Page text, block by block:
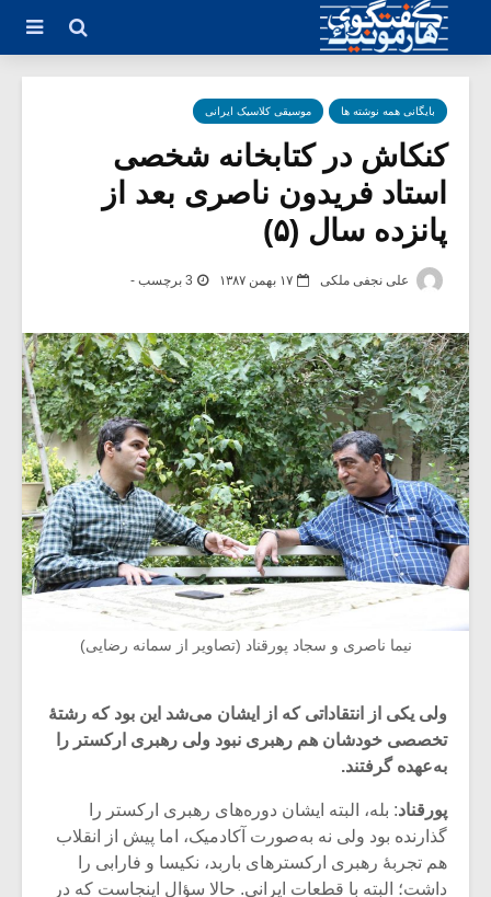
بایگانی همه نوشته ها موسیقی کلاسیک ایرانی
کنکاش در کتابخانه شخصی
استاد فریدون ناصری بعد از
پانزده سال (۵)
علی نجفی ملکی ۱۷ بهمن ۱۳۸۷ 3 برچسب -
نیما ناصری و سجاد پورقناد (تصاویر از سمانه رضایی)
ولی یکی از انتقاداتی که از ایشان می‌شد این بود که رشتۀ
تخصصی خودشان هم رهبری نبود ولی رهبری ارکستر را
به‌عهده گرفتند.
پورقناد: بله، البته ایشان دوره‌های رهبری ارکستر را
گذارنده بود ولی نه به‌صورت آکادمیک، اما پیش از انقلاب
هم تجربۀ رهبری ارکسترهای باربد، نکیسا و فارابی را
داشت؛ البته با قطعات ایرانی. حالا سؤال اینجاست که در